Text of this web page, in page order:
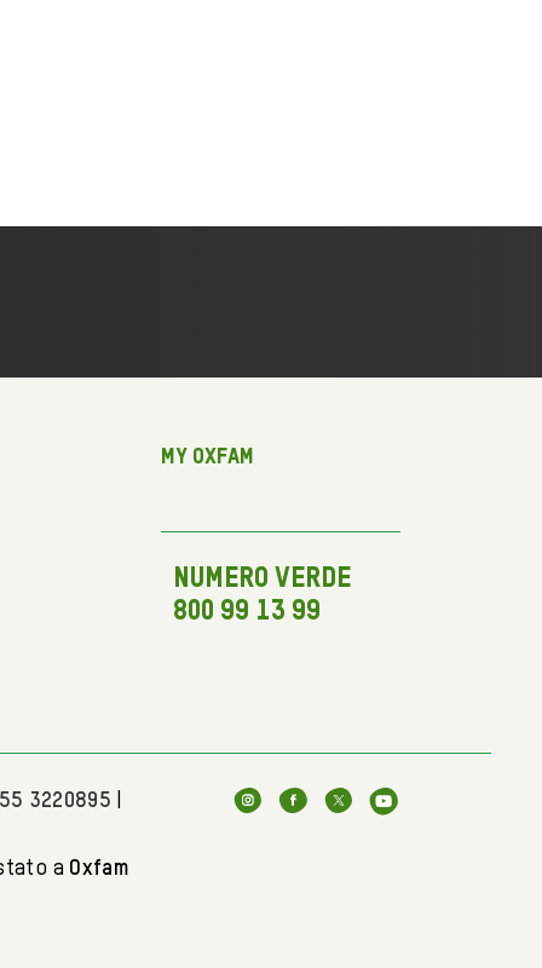
My Oxfam
NUMERO VERDE
800 99 13 99
3220895
a Oxfam